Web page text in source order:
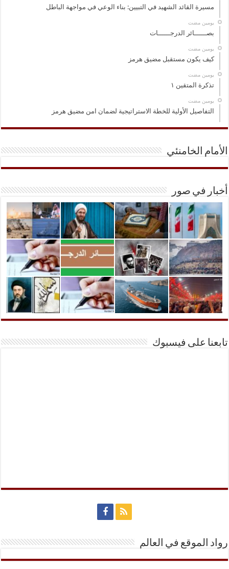
مسيرة القائد الشهيد في التبيين: بناء الوعي في مواجهة الباطل
‏يومين مضت
بصــــــائر الدرجــــــات
‏يومين مضت
كيف يكون مستقبل مضيق هرمز
‏يومين مضت
تذكرة المتقين ١
‏يومين مضت
التفاصيل الأولية للخطة الاستراتيجية لضمان امن مضيق هرمز
الأمام الخامنئي
أخبار في صور
تابعنا على فيسبوك
رواد الموقع في العالم